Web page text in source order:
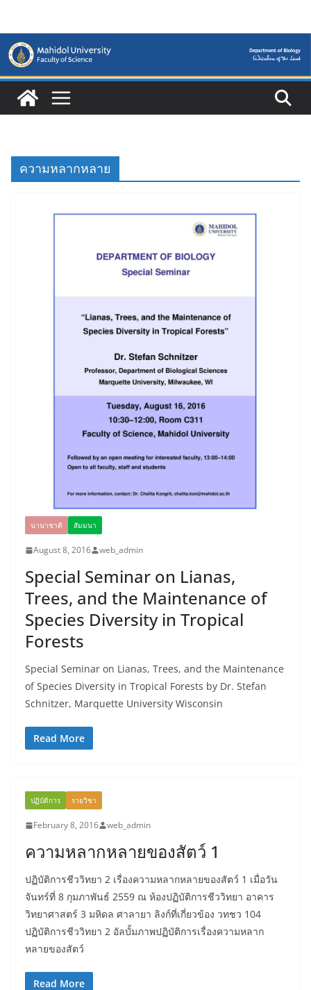
content
ความหลากหลาย
นานาชาติ สัมมนา
August 8, 2016 web_admin
Special Seminar on Lianas,
Trees, and the Maintenance of
Species Diversity in Tropical
Forests
Special Seminar on Lianas, Trees, and the Maintenance
of Species Diversity in Tropical Forests by Dr. Stefan
Schnitzer, Marquette University Wisconsin
Read More
ปฏิบัติการ รายวิชา
February 8, 2016 web_admin
ความหลากหลายของสัตว์ 1
ปฏิบัติการชีววิทยา 2 เรื่องความหลากหลายของสัตว์ 1 เมื่อวัน
จันทร์ที่ 8 กุมภาพันธ์ 2559 ณ ห้องปฏิบัติการชีววิทยา อาคาร
วิทยาศาสตร์ 3 มหิดล ศาลายา ลิงก์ที่เกี่ยวข้อง วทชว 104
ปฏิบัติการชีววิทยา 2 อัลบั้มภาพปฏิบัติการเรื่องความหลาก
หลายของสัตว์
Read More